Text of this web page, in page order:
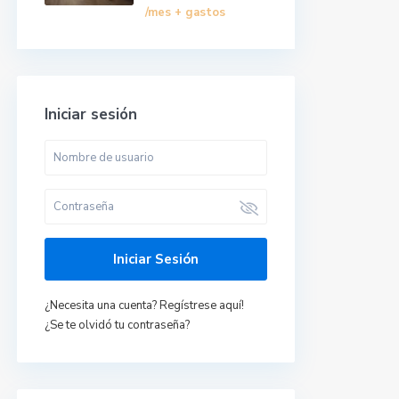
/mes + gastos
Iniciar sesión
Iniciar Sesión
¿Necesita una cuenta? Regístrese aquí!
¿Se te olvidó tu contraseña?
Últimas propiedades
Ático Al Andalus en
Vera, Almería.
620278940 Ana